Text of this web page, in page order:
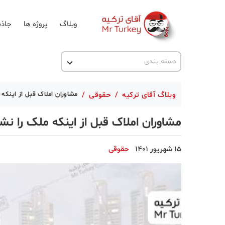
وبلاگ پروژه ها
دسته بندی
اخبار ترکیه
ترکیه گردی
جاذبه گردشگری
حقوقی
دانستنی
دکوراسیون
وبلاگ آقای ترکیه / حقوقی / مشاوران املاک قبل از
مشاوران املاک قبل از اینکه ملک را
15 شهریور 1401 حقوقی